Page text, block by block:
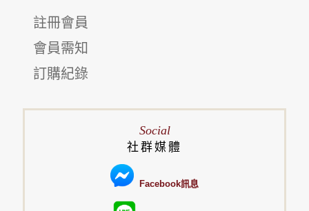
註冊會員
會員需知
訂購紀錄
Social
社群媒體
Facebook訊息